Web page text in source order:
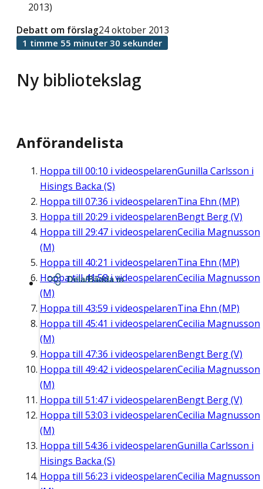
2013)
Ny bibliotekslag
Debatt om förslag24 oktober 2013
1 timme 55 minuter 30 sekunder
Anförandelista
Hoppa till 00:10 i videospelarenGunilla Carlsson i
Hisings Backa (S)
Hoppa till 07:36 i videospelarenTina Ehn (MP)
Hoppa till 20:29 i videospelarenBengt Berg (V)
Hoppa till 29:47 i videospelarenCecilia Magnusson
(M)
Hoppa till 40:21 i videospelarenTina Ehn (MP)
Hoppa till41:58i videospelarenCecilia Magnusson
(M)
Hoppa till 43:59 i videospelarenTina Ehn (MP)
Hoppa till 45:41 i videospelarenCecilia Magnusson
(M)
Hoppa till 47:36 i videospelarenBengt Berg (V)
Hoppa till 49:42 i videospelarenCecilia Magnusson
(M)
Hoppa till 51:47 i videospelarenBengt Berg (V)
Hoppa till 53:03 i videospelarenCecilia Magnusson
(M)
Hoppa till 54:36 i videospelarenGunilla Carlsson i
Hisings Backa (S)
Hoppa till 56:23 i videospelarenCecilia Magnusson
Dela/Bädda in